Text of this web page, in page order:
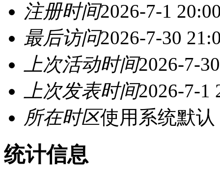
注册时间2026-7-1
最后访问2026-7-30
上次活动时间2026-7-
上次发表时间2026-7-1
所在时区使用系统默认
统计信息